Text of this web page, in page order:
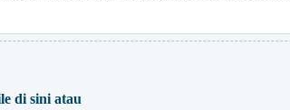
di sini atau